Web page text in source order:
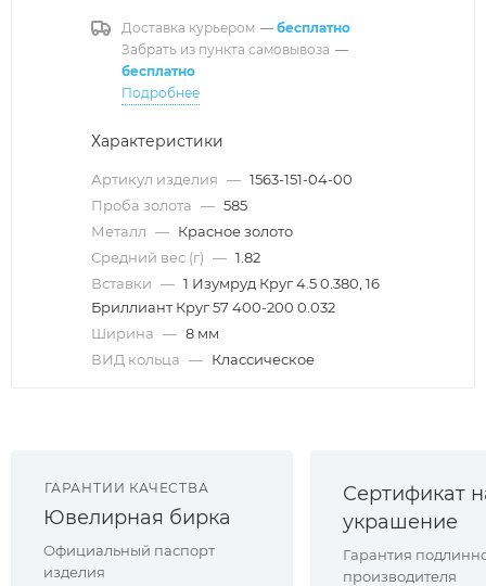
Доставка курьером — бесплатно
Забрать из пункта самовывоза —
бесплатно
Подробнее
Характеристики
Артикул изделия — 1563-151-04-00
Проба золота — 585
Металл — Красное золото
Средний вес (г) — 1.82
Вставки — 1 Изумруд Круг 4.5 0.380, 16
Бриллиант Круг 57 400-200 0.032
Ширина — 8 мм
ВИД кольца — Классическое
ГАРАНТИИ КАЧЕСТВА
Ювелирная бирка
Официальный паспорт
изделия
Сертификат
украшение
Гарантия
производителя